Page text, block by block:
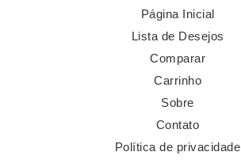
Página Inicial
Lista de Desejos
Comparar
Carrinho
Sobre
Contato
Política de privacidade